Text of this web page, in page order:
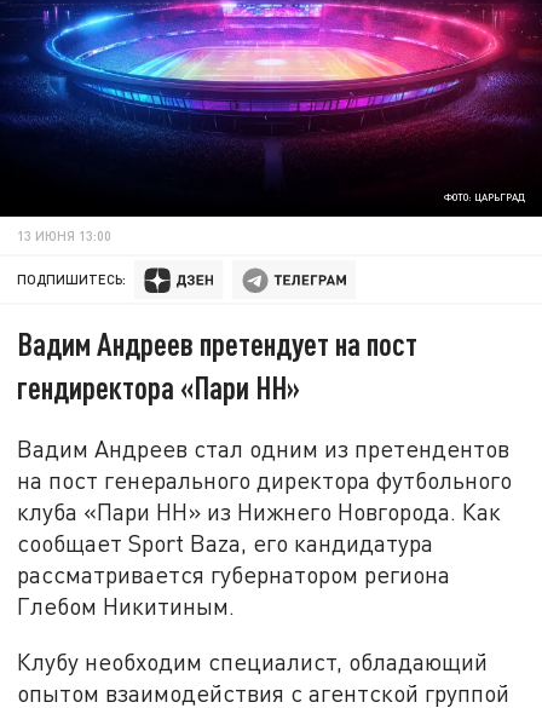
ФОТО: ЦАРЬГРАД
13 ИЮНЯ 13:00
ПОДПИШИТЕСЬ:
Вадим Андреев претендует на пост
гендиректора «Пари НН»
Вадим Андреев стал одним из претендентов
на пост генерального директора футбольного
клуба «Пари НН» из Нижнего Новгорода. Как
сообщает Sport Baza, его кандидатура
рассматривается губернатором региона
Глебом Никитиным.
Клубу необходим специалист, обладающий
опытом взаимодействия с агентской группой